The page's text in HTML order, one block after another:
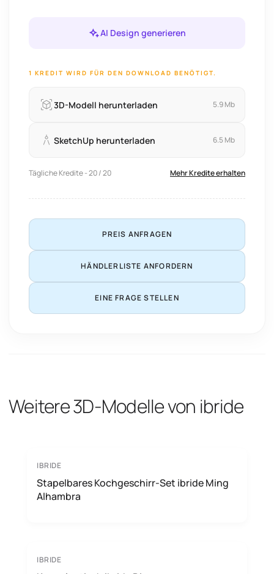
AI Design generieren
1 KREDIT WIRD FÜR DEN DOWNLOAD BENÖTIGT.
3D-Modell herunterladen 5.9 Mb
SketchUp herunterladen 6.5 Mb
Tägliche Kredite - 20 / 20 Mehr Kredite erhalten
PREIS ANFRAGEN
HÄNDLERLISTE ANFORDERN
EINE FRAGE STELLEN
Weitere 3D-Modelle von ibride
IBRIDE
Stapelbares Kochgeschirr-Set ibride Ming
Alhambra
IBRIDE